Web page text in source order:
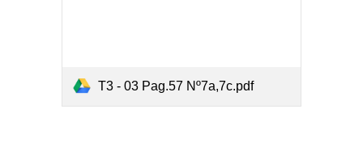
T3 - 03 Pag.57 Nº7a,7c.pdf